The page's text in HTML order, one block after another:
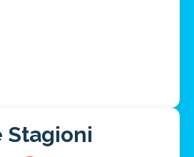
Stagioni